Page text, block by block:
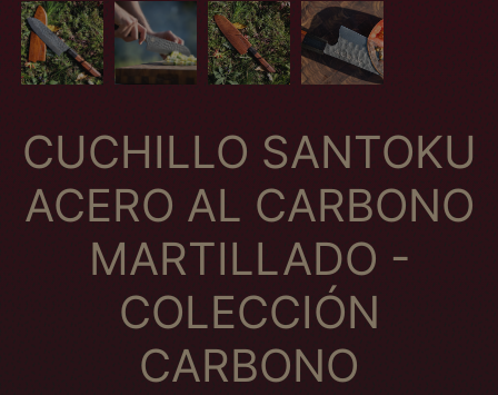
CUCHILLO SANTOKU
ACERO AL CARBONO
MARTILLADO -
COLECCIÓN
CARBONO